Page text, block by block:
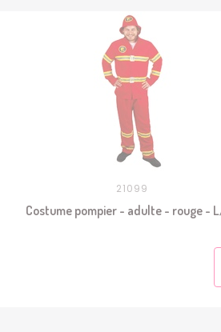
21099
Costume pompier - adulte - rouge -